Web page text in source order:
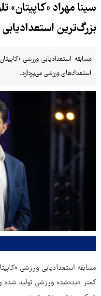
سینا مهراد «کاپیتان»
بزرگ‌ترین
مسابقه استعدادیابی ورزشی
استعدادهای ورزشی می‌پردازد.
مسابقه استعدادیابی ورزشی
کمتر دیده‌شده ورزشی تولید